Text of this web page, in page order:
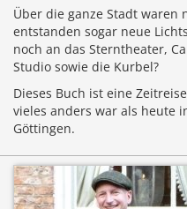
Über die ganze Stadt waren
entstanden sogar neue
noch an das Sterntheater,
Studio sowie die Kurbel?
Dieses Buch ist eine
vieles anders war als heute
Göttingen.